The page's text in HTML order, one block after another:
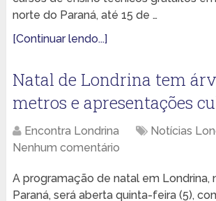
norte do Paraná, até 15 de …
[Continuar lendo...]
Natal de Londrina tem
metros e apresentações
Encontra Londrina
Notícias
Nenhum comentário
A programação de natal em Londrina,
Paraná, será aberta quinta-feira (5),